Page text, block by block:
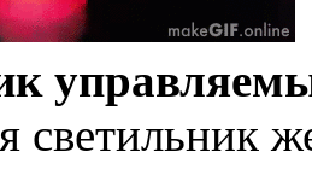
светильник